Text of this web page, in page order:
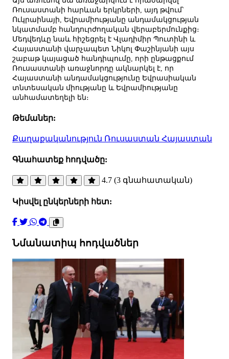
Ռուսաստանի հարևան երկրների, այդ թվում՝
Ուկրաինայի, Եվրամիությանը անդամակցության
նկատմամբ հանդուրժողական վերաբերմունքից։
Մեդվեդևը նաև հիշեցրել է Վլադիմիր Պուտինի և
Հայաստանի վարչապետ Նիկոլ Փաշինյանի այս
շաբաթ կայացած հանդիպումը, որի ընթացքում
Ռուսաստանի առաջնորդը ակնարկել է, որ
Հայաստանի անդամակցությունը Եվրասիական
տնտեսական միությանը և Եվրամիությանը
անհամատեղելի են։
Թեմաներ:
Քաղաքականություն Ռուսաստան Հայաստան
Գնահատեք հոդվածը:
4.7 (3 գնահատական)
Կիսվել ընկերների հետ:
Նմանատիպ հոդվածներ